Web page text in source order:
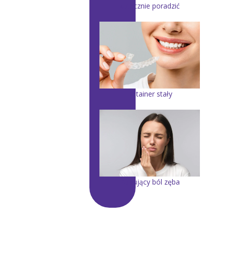
kutecznie poradzić
Retainer stały
Pulsujący ból zęba